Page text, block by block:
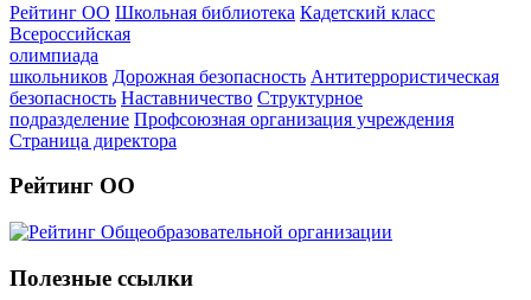
Рейтинг ОО Школьная библиотека Кадетский класс
Всероссийская
олимпиада
школьников Дорожная безопасность Антитеррористическая
безопасность Наставничество Структурное
подразделение Профсоюзная организация учреждения
Страница директора
Рейтинг ОО
Полезные ссылки